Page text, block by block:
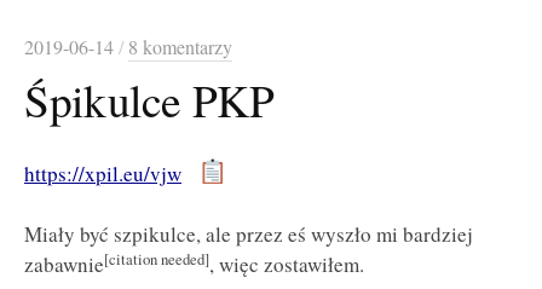
2019-06-14/ 8 komentarzy
Śpikulce PKP
https://xpil.eu/vjw
Miały być szpikulce, ale przez eś wyszło mi bardziej
zabawnie[citation needed], więc zostawiłem.